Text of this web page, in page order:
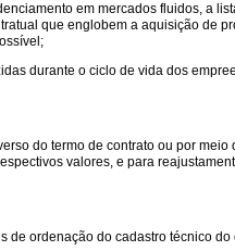
em mercados fluidos, a
que englobem a aquisição de
durante o ciclo de vida dos
do termo de contrato ou por meio
valores, e para
de ordenação do cadastro técnico